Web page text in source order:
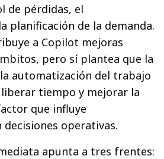
de pérdidas, el
planificación de la demanda.
a Copilot mejoras
pero sí plantea que la
automatización del trabajo
tiempo y mejorar la
que influye
operativas.
apunta a tres frentes: